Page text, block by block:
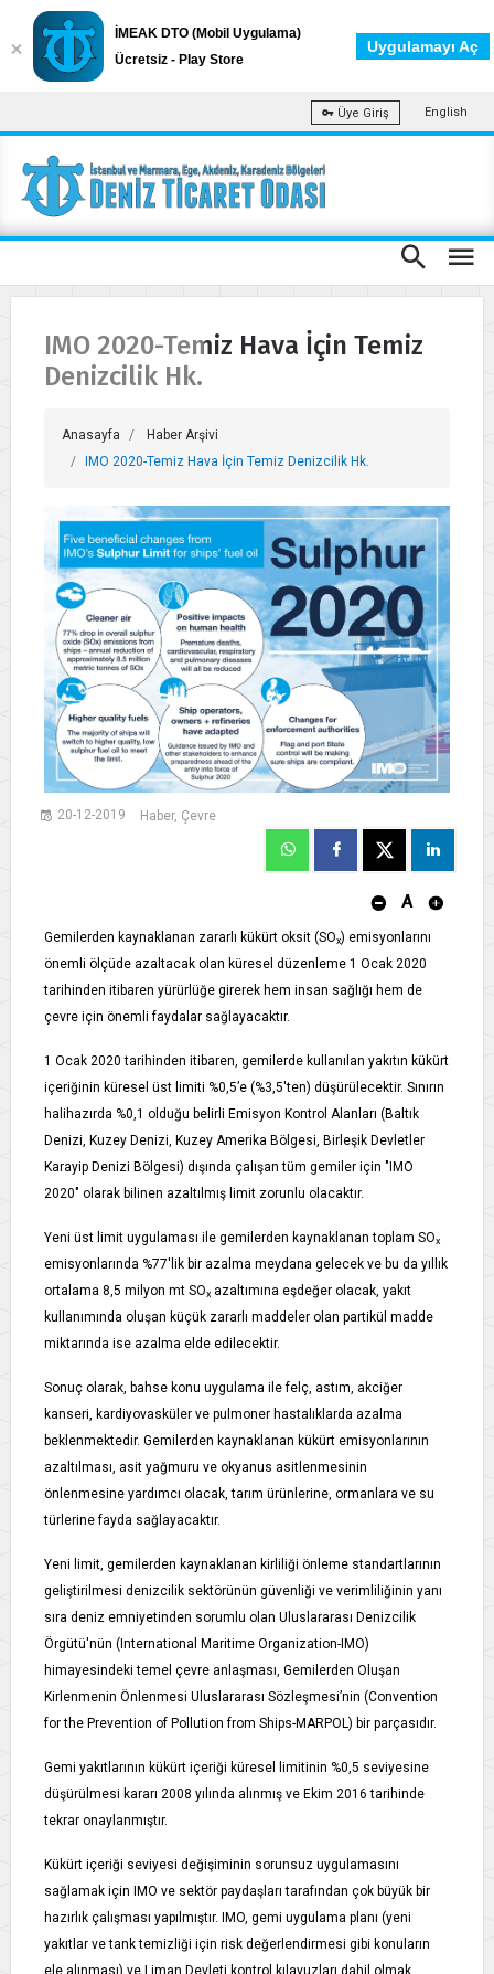
Üye Giriş English
IMO 2020-Temiz Hava İçin Temiz
Denizcilik Hk.
Anasayfa
Haber Arşivi
IMO 2020-Temiz Hava İçin Temiz Denizcilik Hk.
20-12-2019 Haber, Çevre
A
Gemilerden kaynaklanan zararlı kükürt oksit (SOx) emisyonlarını
önemli ölçüde azaltacak olan küresel düzenleme 1 Ocak 2020
tarihinden itibaren yürürlüğe girerek hem insan sağlığı hem de
çevre için önemli faydalar sağlayacaktır.
1 Ocak 2020 tarihinden itibaren, gemilerde kullanılan yakıtın kükürt
içeriğinin küresel üst limiti %0,5’e (%3,5'ten) düşürülecektir. Sınırın
halihazırda %0,1 olduğu belirli Emisyon Kontrol Alanları (Baltık
Denizi, Kuzey Denizi, Kuzey Amerika Bölgesi, Birleşik Devletler
Karayip Denizi Bölgesi) dışında çalışan tüm gemiler için "IMO
2020" olarak bilinen azaltılmış limit zorunlu olacaktır.
Yeni üst limit uygulaması ile gemilerden kaynaklanan toplam SOx
emisyonlarında %77'lik bir azalma meydana gelecek ve bu da yıllık
ortalama 8,5 milyon mt SOx azaltımına eşdeğer olacak, yakıt
kullanımında oluşan küçük zararlı maddeler olan partikül madde
miktarında ise azalma elde edilecektir.
Sonuç olarak, bahse konu uygulama ile felç, astım, akciğer
kanseri, kardiyovasküler ve pulmoner hastalıklarda azalma
beklenmektedir. Gemilerden kaynaklanan kükürt emisyonlarının
azaltılması, asit yağmuru ve okyanus asitlenmesinin
önlenmesine yardımcı olacak, tarım ürünlerine, ormanlara ve su
türlerine fayda sağlayacaktır.
Yeni limit, gemilerden kaynaklanan kirliliği önleme standartlarının
geliştirilmesi denizcilik sektörünün güvenliği ve verimliliğinin yanı
sıra deniz emniyetinden sorumlu olan Uluslararası Denizcilik
Örgütü'nün (International Maritime Organization-IMO)
himayesindeki temel çevre anlaşması, Gemilerden Oluşan
Kirlenmenin Önlenmesi Uluslararası Sözleşmesi’nin (Convention
for the Prevention of Pollution from Ships-MARPOL) bir parçasıdır.
Gemi yakıtlarının kükürt içeriği küresel limitinin %0,5 seviyesine
düşürülmesi kararı 2008 yılında alınmış ve Ekim 2016 tarihinde
tekrar onaylanmıştır.
Kükürt içeriği seviyesi değişiminin sorunsuz uygulamasını
sağlamak için IMO ve sektör paydaşları tarafından çok büyük bir
hazırlık çalışması yapılmıştır. IMO, gemi uygulama planı (yeni
yakıtlar ve tank temizliği için risk değerlendirmesi gibi konuların
ele alınması) ve Liman Devleti kontrol kılavuzları dahil olmak
İMEAK DTO (Mobil Uygulama)
Ücretsiz - Play Store
Uygulamayı Aç